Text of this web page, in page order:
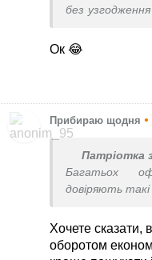
без
Ок 😂
Прибираю щодня •
Патріотка
Багатьох
довіряють
Хочете сказати,
оборотом